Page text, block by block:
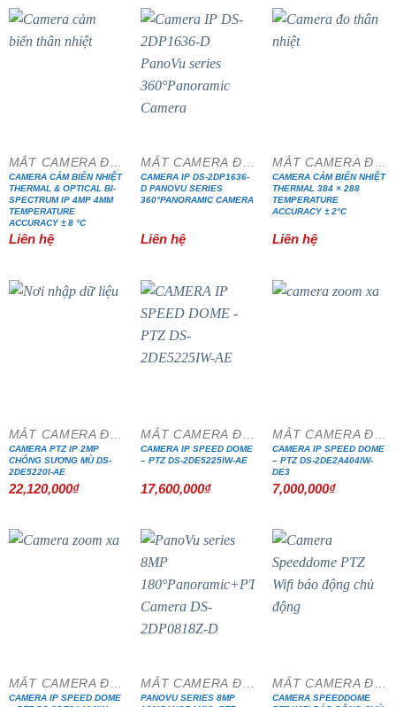
CAMERA CẢM BIẾN NHIỆT
THERMAL & OPTICAL BI-
SPECTRUM IP 4MP 4MM
TEMPERATURE
ACCURACY ± 8 °C
Liên hệ
CAMERA IP DS-2DP1636-
D PANOVU SERIES
360°PANORAMIC CAMERA
Liên hệ
CAMERA CẢM BIẾN NHIỆT
THERMAL 384 × 288
TEMPERATURE
ACCURACY ± 2°C
Liên hệ
CAMERA PTZ IP 2MP
CHỐNG SƯƠNG MÙ DS-
2DE5220I-AE
22,120,000₫
CAMERA IP SPEED DOME
– PTZ DS-2DE5225IW-AE
17,600,000₫
CAMERA IP SPEED DOME
– PTZ DS-2DE2A404IW-
DE3
7,000,000₫
CAMERA IP SPEED DOME
PANOVU SERIES 8MP
CAMERA SPEEDDOME